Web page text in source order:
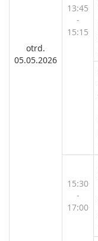
otrd.
05.05.2026
13:45
-
15:15
15:30
-
17:00